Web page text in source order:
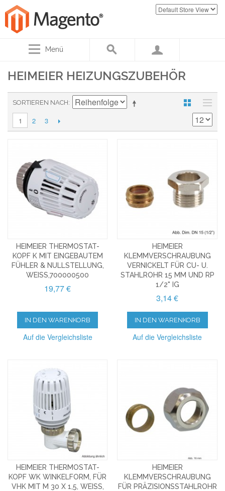
Menü
HEIMEIER HEIZUNGSZUBEHÖR
SORTIEREN NACH
1 2 3
HEIMEIER THERMOSTAT-
KOPF K MIT EINGEBAUTEM
FÜHLER & NULLSTELLUNG,
WEISS,700000500
19,77 €
IN DEN WARENKORB
Auf die Vergleichsliste
HEIMEIER
KLEMMVERSCHRAUBUNG
VERNICKELT FÜR CU- U.
STAHLROHR 15 MM UND RP
1/2" IG
3,14 €
IN DEN WARENKORB
Auf die Vergleichsliste
HEIMEIER THERMOSTAT-
KOPF WK WINKELFORM, FÜR
VHK MIT M 30 X 1,5, WEISS, 7
HEIMEIER
KLEMMVERSCHRAUBUNG
FÜR PRÄZISIONSSTAHLROHR